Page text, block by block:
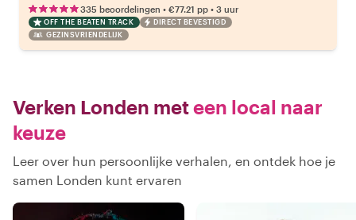
335 beoordelingen • €77.21 pp • 3 uur
OFF THE BEATEN TRACK
DIRECT BEVESTIGD
GEZINSVRIENDELIJK
Verken Londen meteen local naar
keuze
Leer over hun persoonlijke verhalen, en ontdek hoe je
samen Londen kunt ervaren